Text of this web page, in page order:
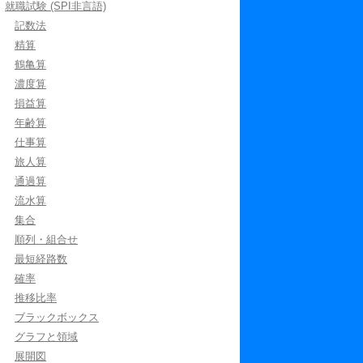
就職試験 (SPI非言語)
記数法
精算
鶴亀算
濃度算
損益算
年齢算
仕事算
旅人算
通過算
流水算
集合
順列・組合せ
最短経路数
確率
推移比率
ブラックボックス
グラフと領域
展開図